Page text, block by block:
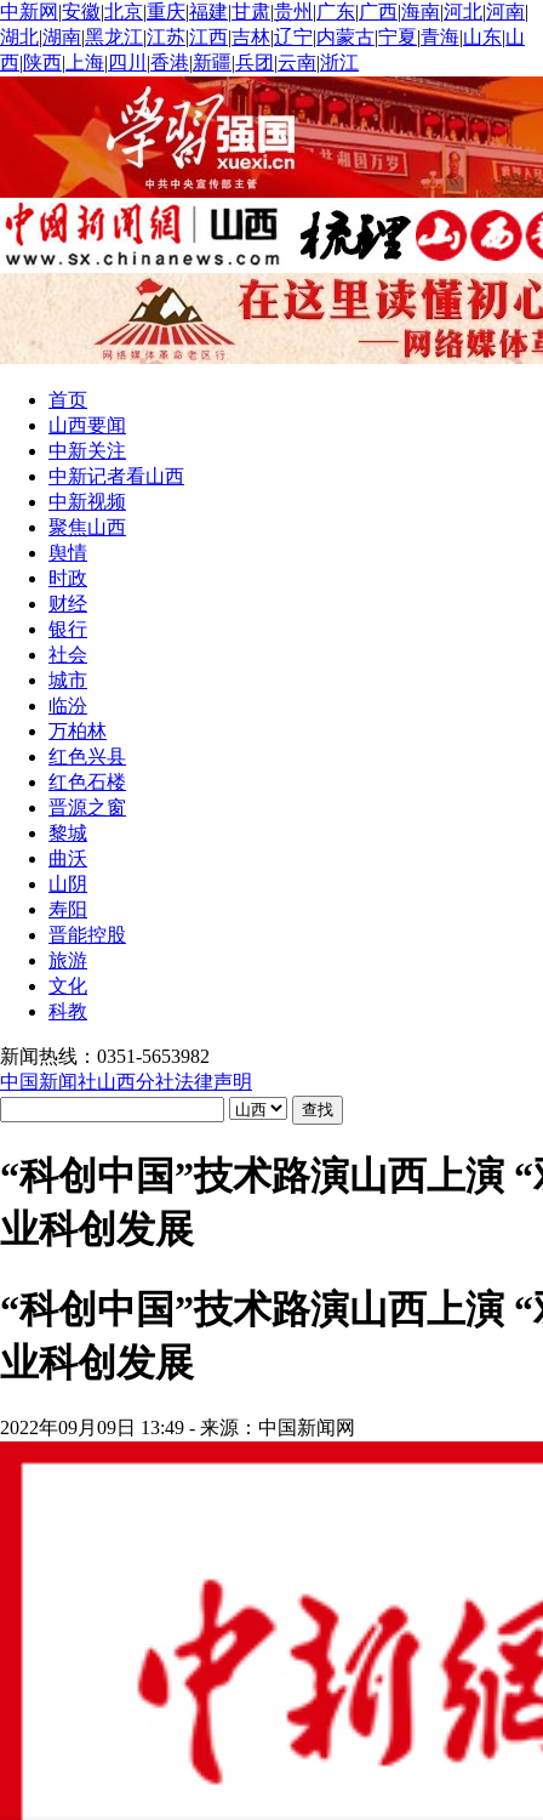
中新网 |安徽|北京|重庆|福建|甘肃|贵州 |广东|广西|海南|河北|河南|
湖北|湖南|黑龙江|江苏|江西|吉林|辽宁|内蒙古|宁夏|青海|山东|山
西|陕西| 上海| 四川 |香港|新疆|兵团 |云南|浙江
首页
山西要闻
中新关注
中新记者看山西
中新视频
聚焦山西
舆情
时政
财经
银行
社会
城市
临汾
万柏林
红色兴县
红色石楼
晋源之窗
黎城
曲沃
山阴
寿阳
晋能控股
旅游
文化
科教
新闻热线：0351-5653982
中国新闻社山西分社法律声明
“科创中国”技术路演山西上演
业科创发展
“科创中国”技术路演山西上演
业科创发展
2022年09月09日 13:49 - 来源：中国新闻网